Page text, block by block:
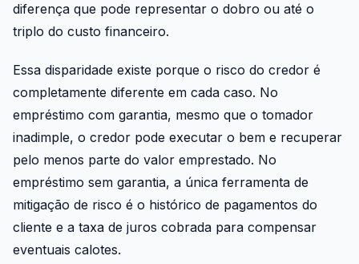
diferença que pode representar o dobro ou até o
triplo do custo financeiro.
Essa disparidade existe porque o risco do credor é
completamente diferente em cada caso. No
empréstimo com garantia, mesmo que o tomador
inadimple, o credor pode executar o bem e recuperar
pelo menos parte do valor emprestado. No
empréstimo sem garantia, a única ferramenta de
mitigação de risco é o histórico de pagamentos do
cliente e a taxa de juros cobrada para compensar
eventuais calotes.